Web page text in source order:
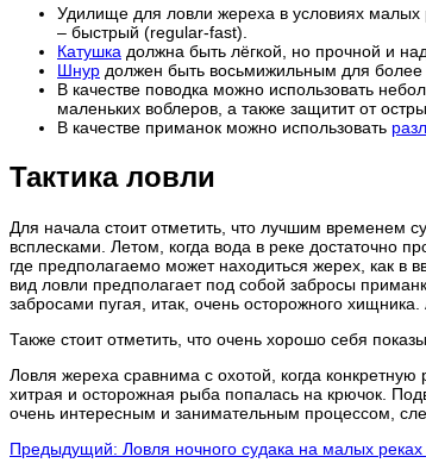
Удилище для ловли жереха в условиях малых
– быстрый (regular-fast).
Катушка должна быть лёгкой, но прочной и
Шнур должен быть восьмижильным для
В качестве поводка можно использовать
маленьких воблеров, а также защитит от
В качестве приманок можно использовать
Тактика ловли
Для начала стоит отметить, что лучшим временем
всплесками. Летом, когда вода в реке достаточно
где предполагаемо может находиться жерех, как в
вид ловли предполагает под собой забросы
забросами пугая, итак, очень осторожного
Также стоит отметить, что очень хорошо себя
Ловля жереха сравнима с охотой, когда
хитрая и осторожная рыба попалась на крючок.
очень интересным и занимательным процессом,
Предыдущий: Ловля ночного судака на малых реках